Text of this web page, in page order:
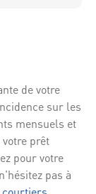
de votre
sur les
mensuels et
prêt
pour votre
pas à